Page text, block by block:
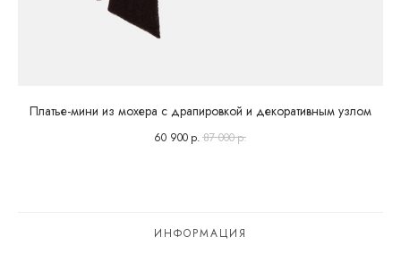
Платье-мини из мохера с драпировкой и декоративным узлом
60 900 р. 87 000р.
ИНФОРМАЦИЯ